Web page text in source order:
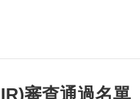
審查通過名單